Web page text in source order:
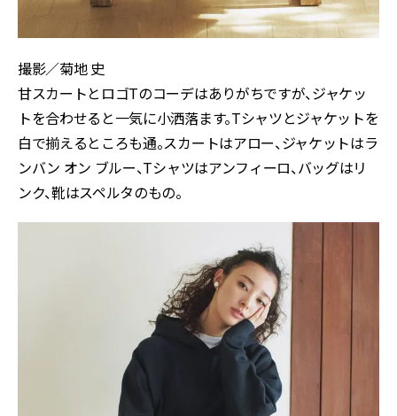
撮影／菊地 史
甘スカートとロゴTのコーデはありがちですが、ジャケッ
トを合わせると一気に小洒落ます。Tシャツとジャケットを
白で揃えるところも通。スカートはアロー、ジャケットはラ
ンバン オン ブルー、Tシャツはアンフィーロ、バッグはリ
ンク、靴はスペルタのもの。